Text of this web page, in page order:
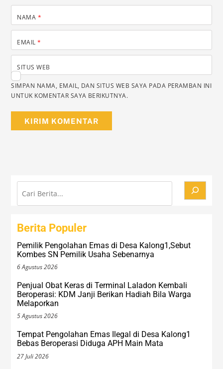
NAMA *
EMAIL*
SITUS WEB
SIMPAN NAMA, EMAIL, DAN SITUS WEB SAYA PADA PERAMBAN INI
UNTUK KOMENTAR SAYA BERIKUTNYA.
Cari
Berita Populer
Pemilik Pengolahan Emas di Desa Kalong1,Sebut
Kombes SN Pemilik Usaha Sebenarnya
6 Agustus 2026
Penjual Obat Keras di Terminal Laladon Kembali
Beroperasi: KDM Janji Berikan Hadiah Bila Warga
Melaporkan
5 Agustus 2026
Tempat Pengolahan Emas Ilegal di Desa Kalong1
Bebas Beroperasi Diduga APH Main Mata
27 Juli 2026